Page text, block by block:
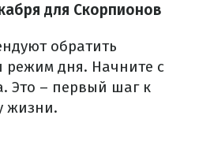
для Скорпионов
обратить
дня. Начните с
Это – первый шаг к
жизни.